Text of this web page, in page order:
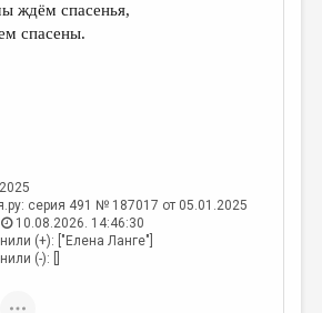
ждём спасенья,
спасены.
серия 491 № 187017 от 05.01.2025
10.08.2026. 14:46:30
(+): ["Елена Ланге"]
(-): []